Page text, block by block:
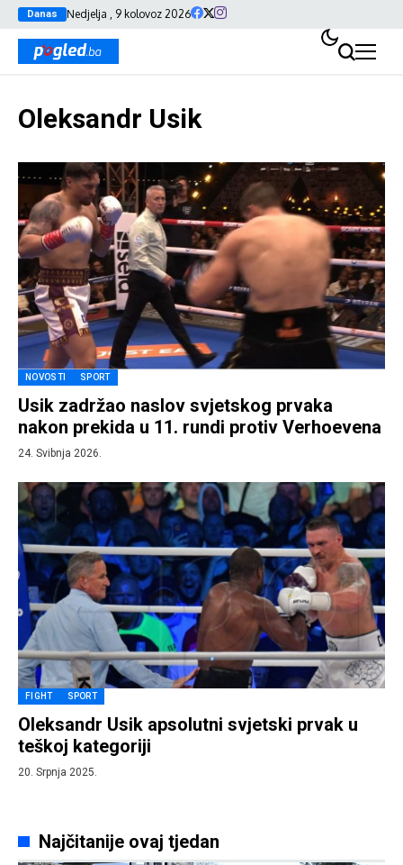
Danas Nedjelja , 9 kolovoz 2026
Oleksandr Usik
NOVOSTI SPORT
Usik zadržao naslov svjetskog prvaka
nakon prekida u 11. rundi protiv Verhoevena
24. Svibnja 2026.
FIGHT SPORT
Oleksandr Usik apsolutni svjetski prvak u
teškoj kategoriji
20. Srpnja 2025.
Najčitanije ovaj tjedan